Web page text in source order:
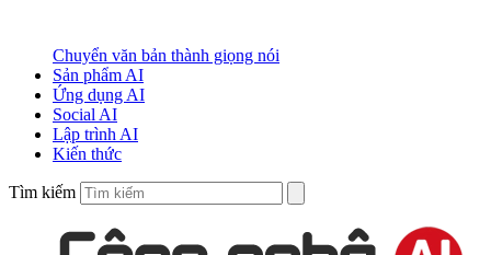
Chuyển văn bản thành giọng nói
Sản phẩm AI
Ứng dụng AI
Social AI
Lập trình AI
Kiến thức
Tìm kiếm